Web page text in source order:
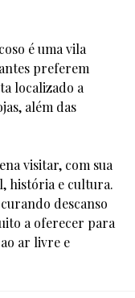
é uma vila
preferem
localizado a
além das
visitar, com sua
história e cultura.
descanso
a oferecer para
ar livre e